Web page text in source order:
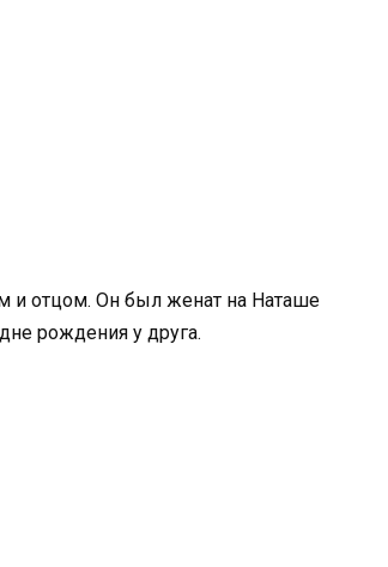
и отцом. Он был женат на Наташе
рождения у друга.